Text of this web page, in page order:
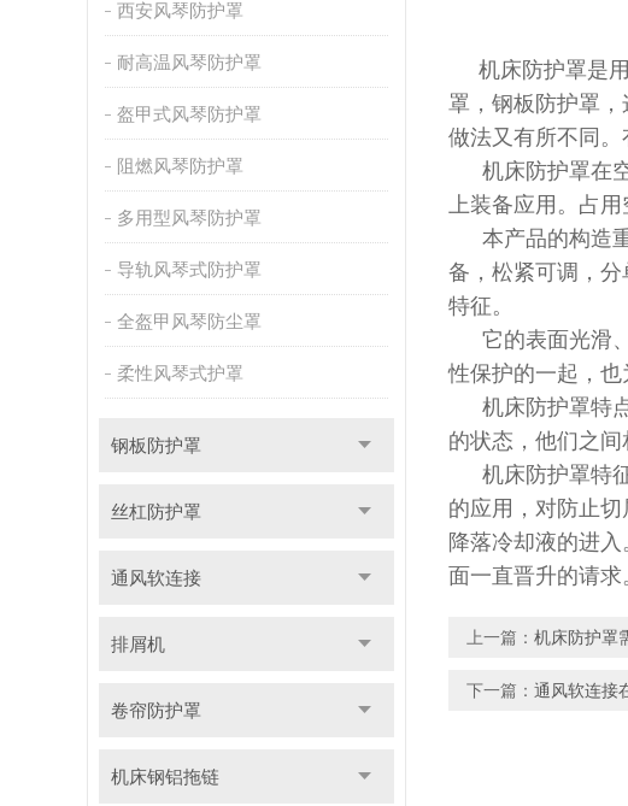
西安风琴防护罩
耐高温风琴防护罩
盔甲式风琴防护罩
阻燃风琴防护罩
多用型风琴防护罩
导轨风琴式防护罩
全盔甲风琴防尘罩
柔性风琴式护罩
钢板防护罩
丝杠防护罩
通风软连接
排屑机
卷帘防护罩
机床钢铝拖链
机床防护罩是
罩，钢板防护罩
做法又有所不同
机床防护罩在
上装备应用。占
本产品的构造重
备，松紧可调，
特征。
它的表面光滑、
性保护的一起，
机床防护罩特
的状态，他们之
机床防护罩特
的应用，对防止
降落冷却液的进
面一直晋升的请求
上一篇： 机床防护罩
下一篇： 通风软连接